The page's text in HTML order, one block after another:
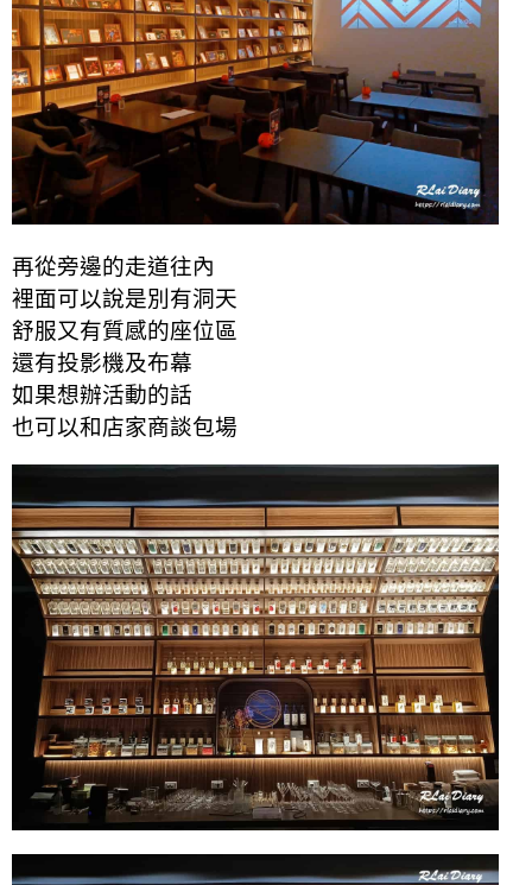
再從旁邊的走道往內
裡面可以說是別有洞天
舒服又有質感的座位區
還有投影機及布幕
如果想辦活動的話
也可以和店家商談包場